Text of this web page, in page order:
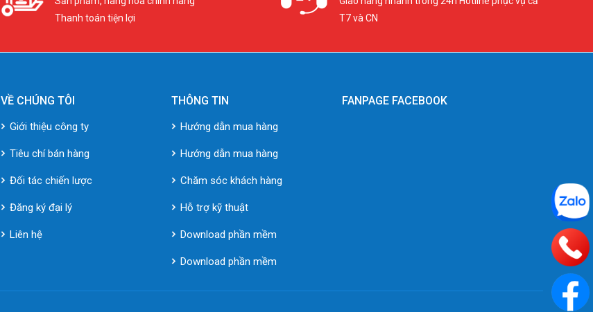
Thanh toán tiện lợi
T7 và CN
VỀ CHÚNG TÔI
Giới thiệu công ty
Tiêu chí bán hàng
Đối tác chiến lược
Đăng ký đại lý
Liên hệ
THÔNG TIN
Hướng dẫn mua hàng
Hướng dẫn mua hàng
Chăm sóc khách hàng
Hỗ trợ kỹ thuật
Download phần mềm
Download phần mềm
FANPAGE FACEBOOK